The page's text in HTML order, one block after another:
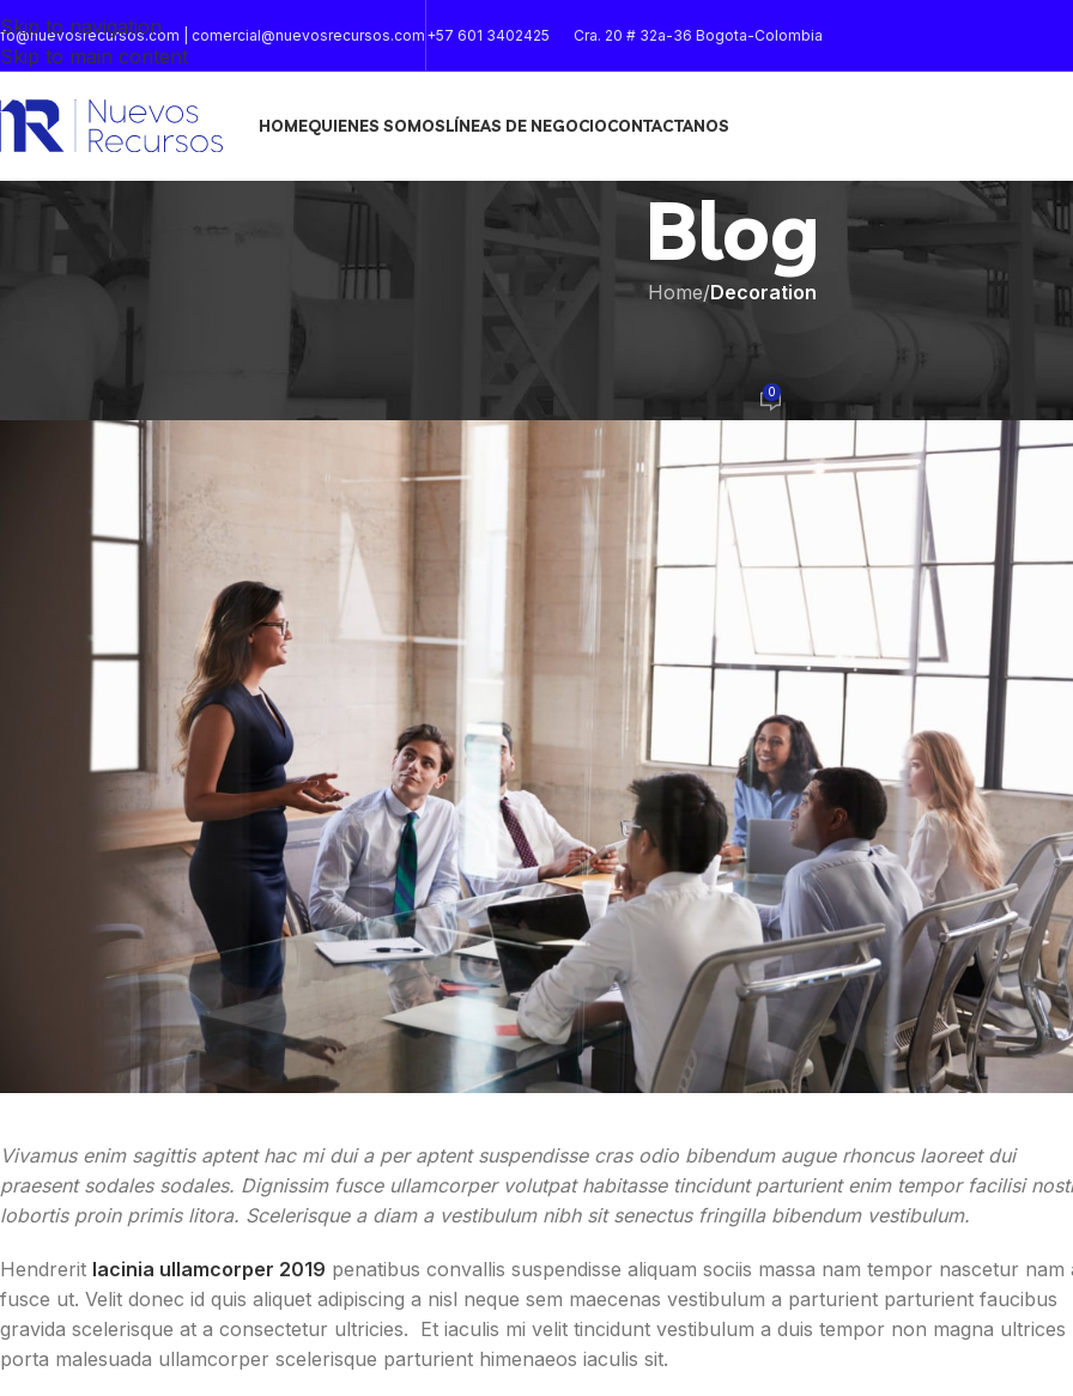
Skip to navigation
Skip to main content
| comercial@nuevosrecursos.com +57 601 3402425 Cra. 20 # 32a-36 Bogota-Colombia
HOMEQUIENES SOMOSLÍNEAS DE NEGOCIOCONTACTANOS
Blog
Home/Decoration
DECORATION
Exploring Atlanta’s modern homes
Posted by cuentassacs On 27 de agosto de 2021 0
Vivamus enim sagittis aptent hac mi dui a per aptent suspendisse cras odio bibendum augue rhoncus laoreet dui
praesent sodales sodales. Dignissim fusce ullamcorper volutpat habitasse tincidunt parturient enim tempor facilisi
lobortis proin primis litora. Scelerisque a diam a vestibulum nibh sit senectus fringilla bibendum vestibulum.
Hendrerit lacinia ullamcorper 2019 penatibus convallis suspendisse aliquam sociis massa nam tempor nascetur nam
fusce ut. Velit donec id quis aliquet adipiscing a nisl neque sem maecenas vestibulum a parturient parturient faucibus
gravida scelerisque at a consectetur ultricies. Et iaculis mi velit tincidunt vestibulum a duis tempor non magna ultrices
porta malesuada ullamcorper scelerisque parturient himenaeos iaculis sit.